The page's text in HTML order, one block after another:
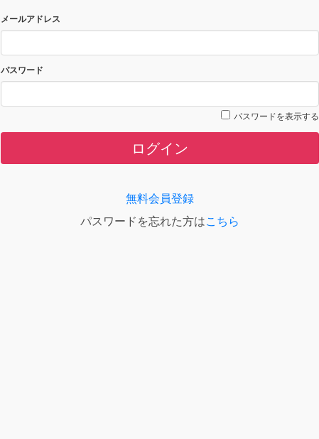
メールアドレス
パスワード
パスワードを表示する
ログイン
無料会員登録
パスワードを忘れた方はこちら